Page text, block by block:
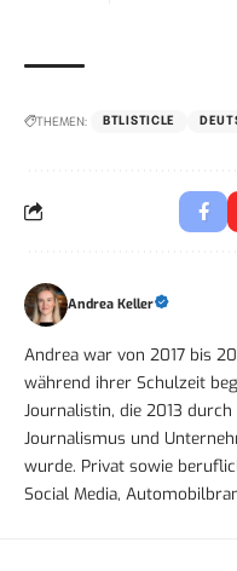
THEMEN: BTLISTICLE
Andrea Keller
Andrea war von 2017 bis
während ihrer Schulzeit
Journalistin, die 2013
Journalismus und
wurde. Privat sowie
Social Media,